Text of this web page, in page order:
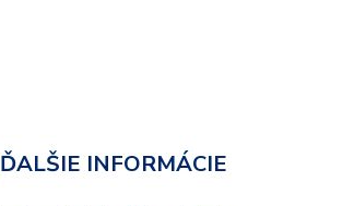
ĎALŠIE INFORMÁCIE